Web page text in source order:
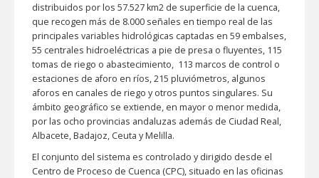
distribuidos por los 57.527 km2 de superficie de la cuenca,
que recogen más de 8.000 señales en tiempo real de las
principales variables hidrológicas captadas en 59 embalses,
55 centrales hidroeléctricas a pie de presa o fluyentes, 115
tomas de riego o abastecimiento, 113 marcos de control o
estaciones de aforo en ríos, 215 pluviómetros, algunos
aforos en canales de riego y otros puntos singulares. Su
ámbito geográfico se extiende, en mayor o menor medida,
por las ocho provincias andaluzas además de Ciudad Real,
Albacete, Badajoz, Ceuta y Melilla.
El conjunto del sistema es controlado y dirigido desde el
Centro de Proceso de Cuenca (CPC), situado en las oficinas